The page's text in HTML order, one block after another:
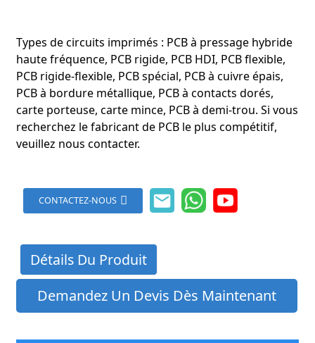
Types de circuits imprimés : PCB à pressage hybride
haute fréquence, PCB rigide, PCB HDI, PCB flexible,
PCB rigide-flexible, PCB spécial, PCB à cuivre épais,
PCB à bordure métallique, PCB à contacts dorés,
carte porteuse, carte mince, PCB à demi-trou. Si vous
recherchez le fabricant de PCB le plus compétitif,
veuillez nous contacter.
CONTACTEZ-NOUS
Détails Du Produit
Demandez Un Devis Dès Maintenant